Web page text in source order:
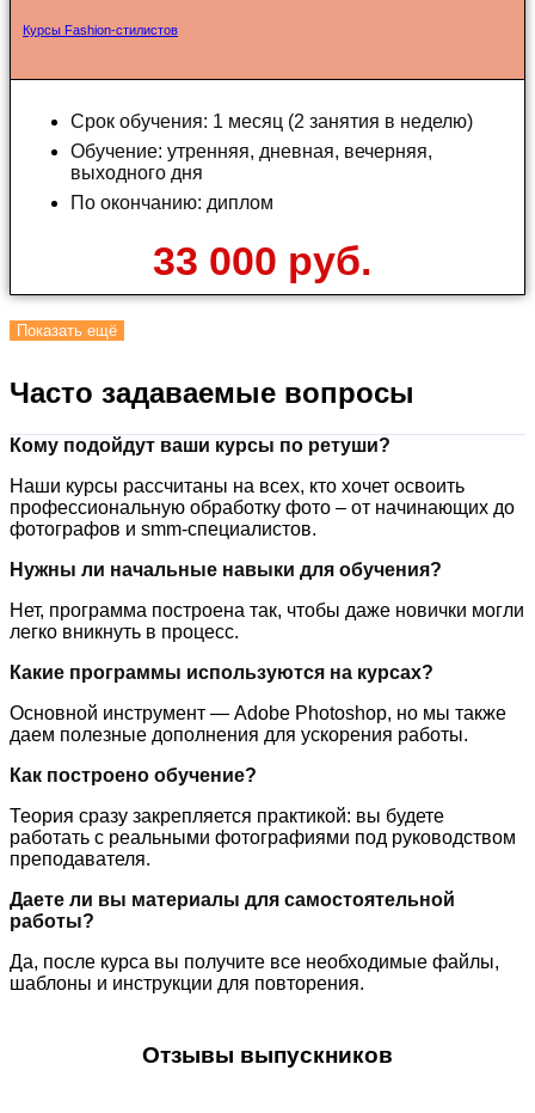
Курсы Fashion-стилистов
Срок обучения: 1 месяц (2 занятия в неделю)
Обучение: утренняя, дневная, вечерняя,
выходного дня
По окончанию: диплом
33 000 руб.
Показать ещё
Часто задаваемые вопросы
Кому подойдут ваши курсы по ретуши?
Наши курсы рассчитаны на всех, кто хочет освоить
профессиональную обработку фото – от начинающих до
фотографов и smm-специалистов.
Нужны ли начальные навыки для обучения?
Нет, программа построена так, чтобы даже новички могли
легко вникнуть в процесс.
Какие программы используются на курсах?
Основной инструмент — Adobe Photoshop, но мы также
даем полезные дополнения для ускорения работы.
Как построено обучение?
Теория сразу закрепляется практикой: вы будете
работать с реальными фотографиями под руководством
преподавателя.
Даете ли вы материалы для самостоятельной
работы?
Да, после курса вы получите все необходимые файлы,
шаблоны и инструкции для повторения.
Отзывы выпускников